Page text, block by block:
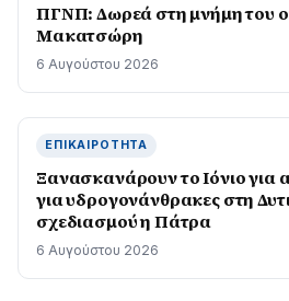
ΠΓΝΠ: Δωρεά στη μνήμη του
Μακατσώρη
6 Αυγούστου 2026
ΕΠΙΚΑΙΡΌΤΗΤΑ
Ξανασκανάρουν το Ιόνιο για
για υδρογονάνθρακες στη
σχεδιασμού η Πάτρα
6 Αυγούστου 2026